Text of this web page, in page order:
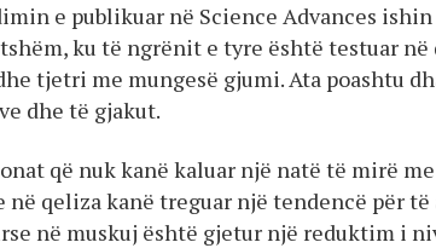
e publikuar në Science Advances
ku të ngrënit e tyre është testuar në
tjetri me mungesë gjumi. Ata poashtu
dhe të gjakut.
që nuk kanë kaluar një natë të mirë
në qeliza kanë treguar një tendencë për
në muskuj është gjetur një reduktim i